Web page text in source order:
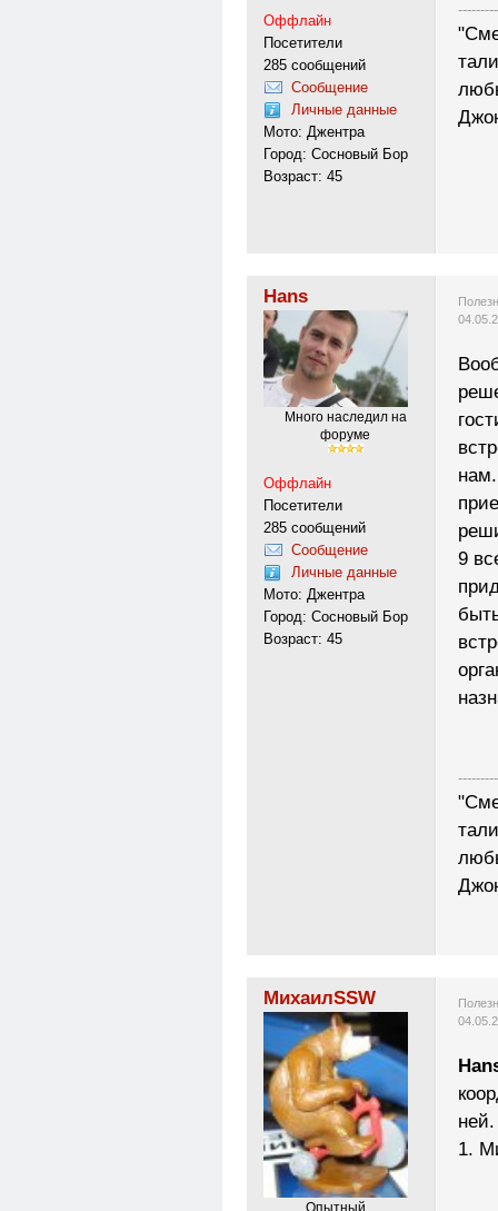
Оффлайн
Посетители
285 сообщений
Сообщение
Личные данные
Мото: Джентра
Город: Сосновый Бор
Возраст: 45
Hans
Много наследил на
форуме
Оффлайн
Посетители
285 сообщений
Сообщение
Личные данные
Мото: Джентра
Город: Сосновый Бор
Возраст: 45
9
МихаилSSW
Опытный
ней.
1.